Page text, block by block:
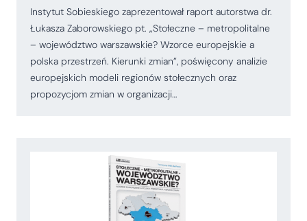
Instytut Sobieskiego zaprezentował raport autorstwa dr.
Łukasza Zaborowskiego pt. „Stołeczne – metropolitalne
– województwo warszawskie? Wzorce europejskie a
polska przestrzeń. Kierunki zmian”, poświęcony analizie
europejskich modeli regionów stołecznych oraz
propozycjom zmian w organizacji…